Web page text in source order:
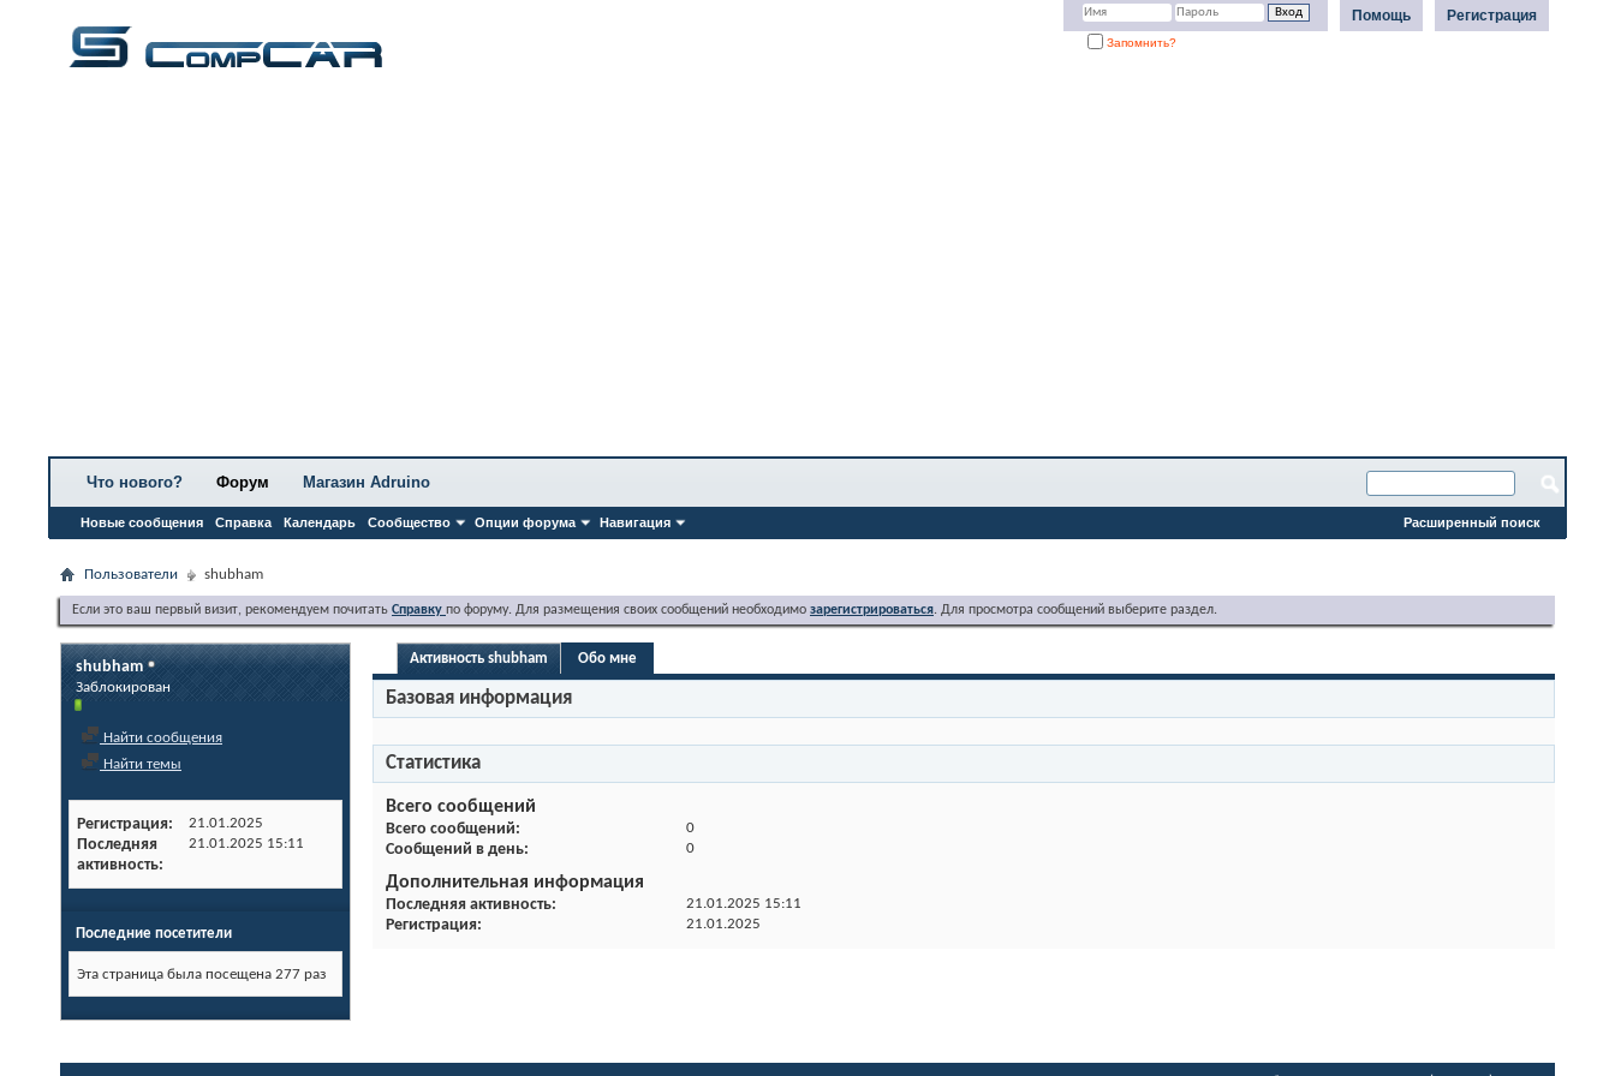
Регистрация
Помощь
Запомнить?
Что нового? Форум
Новые сообщения Справка Календарь Сообщество Опции форума Навигация
Магазин Adruino
Расширенный поиск
Пользователи shubham
Если это ваш первый визит, рекомендуем почитать Справку по форуму. Для размещения своих сообщений необходимо зарегистрироваться. Для просмотра сообщений выберите раздел.
shubham
Заблокирован
Найти сообщения
Найти темы
Регистрация 21.01.2025
Последняя
активность
21.01.2025 15:11
Последние посетители
Эта страница была посещена 277 раз
Активность shubham Обо мне
Базовая информация
Статистика
Всего сообщений
Всего сообщений 0
Сообщений в день 0
Дополнительная информация
Последняя активность 21.01.2025 15:11
Регистрация 21.01.2025